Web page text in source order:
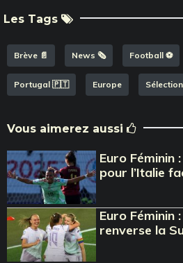
Les Tags
Brève 📄 News 🗞️ Football ⚽️
Portugal 🇵🇹 Europe
Vous aimerez aussi
Euro Féminin
pour l’Italie
Euro Féminin
renverse la